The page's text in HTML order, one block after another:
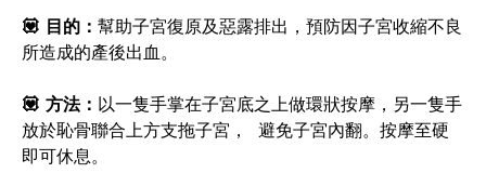
💟 目的： 幫助子宮復原及惡露排出，預防因子宮收縮不良
所造成的產後出血。
💟 方法： 以一隻手掌在子宮底之上做環狀按摩，另一隻手
放於恥骨聯合上方支拖子宮， 避免子宮內翻。按摩至硬
即可休息。